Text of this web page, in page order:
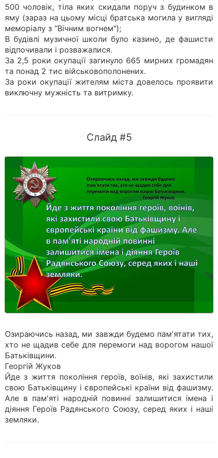
500 чоловік, тіла яких скидали поруч з будинком в
яму (зараз на цьому місці братська могила у вигляді
меморіалу з “Вічним вогнем");
В будівлі музичної школи було казино, де фашисти
відпочивали і розважалися.
За 2,5 роки окупації загинуло 665 мирних громадян
та понад 2 тис військовополонених.
За роки окупації жителям міста довелось проявити
виключну мужність та витримку.
Слайд #5
Озираючись назад, ми завжди будемо пам'ятати тих,
хто не щадив себе для перемоги над ворогом нашої
Батьківщини.
Георгій Жуков
Йде з життя покоління героїв, воїнів, які захистили
свою Батьківщину і європейські країни від фашизму.
Але в пам'яті народній повинні залишитися імена і
діяння Героїв Радянського Союзу, серед яких і наші
земляки.